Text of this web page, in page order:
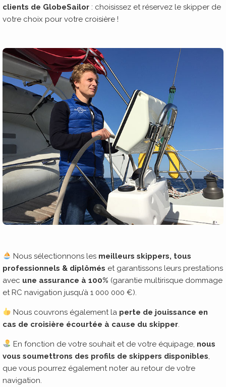
clients de GlobeSailor : choisissez et réservez le skipper de
votre choix pour votre croisière !
Nous sélectionnons les meilleurs skippers, tous
professionnels & diplômés et garantissons leurs prestations
avec une assurance à 100% (garantie multirisque dommage
et RC navigation jusqu’à 1 000 000 €).
Nous couvrons également la perte de jouissance en
cas de croisière écourtée à cause du skipper.
En fonction de votre souhait et de votre équipage, nous
vous soumettrons des profils de skippers disponibles,
que vous pourrez également noter au retour de votre
navigation.